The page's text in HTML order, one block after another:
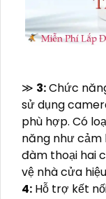
≫ 3:Chức
sử dụng
phù hợp. Có
năng như cảm
đàm thoại hai
vệ nhà cửa
4: Hỗ trợ kết